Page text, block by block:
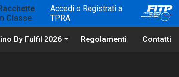
Classe
Accedi o Registrati a
TPRA
By Fulfil 2026 Regolamenti Contatti